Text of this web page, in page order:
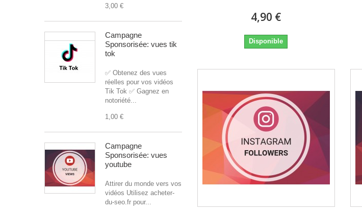
3,00 €
Campagne
Sponsorisée: vues tik
tok
✅ Obtenez des vues
réelles pour vos vidéos
Tik Tok ✅ Gagnez en
notoriété...
1,00 €
Campagne
Sponsorisée: vues
youtube
Attirer du monde vers vos
vidéos Utilisez acheter-
du-seo.fr pour...
4,90 €
Disponible